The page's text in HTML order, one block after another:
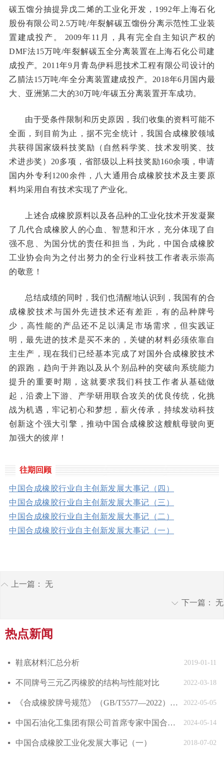
碳五馏分抽提异戊二烯的工业化开发，1992年上海石化
股份有限公司2.5万吨/年裂解碳五馏份分离示范性工业装
置建成投产。 2009年11月，具有完全自主知识产权的
DMF法15万吨/年裂解碳五全分离装置在上海石化公司建
成投产。2011年9月青岛伊科思技术工程有限公司设计的
乙腈法15万吨/年全分离装置建成投产。2018年6月国内最
大、亚洲第二大的30万吨/年碳五分离装置开车成功。
由于受条件限制和历史原因，我们收集的资料可能不
全面，到目前为止，据不完全统计，我国合成橡胶领域
共获得国家级科技奖励（自然科学奖、技术发明奖、技
术进步奖）20多项，省部级以上科技奖励160余项，申请
国内外专利1200余件，八大通用合成橡胶技术及主要原
料均采用自有技术实现了产业化。
上述合成橡胶原料以及各品种的工业化技术开发凝聚
了几代合成橡胶人的心血、智慧和汗水，充分体现了自
强不息、为国分忧的责任和担当，为此，中国合成橡胶
工业协会向为之付出努力的全行业科技工作者表示崇高
的敬意！
总结成绩的同时，我们也清醒地认识到，我国有的合
成橡胶技术与国外先进技术还有差距，有的品种牌号
少，高性能的产品还不足以满足市场需求，但实践证
明，最先进的技术是买不来的，关键的材料必须依靠自
主生产，现在我们已经基本完成了对国外合成橡胶技术
的跟跑，趋向于并跑以及从个别品种的突破向系统能力
提升的重要时期，这就要求我们科技工作者从基础做
起，沿袭上下游、产学研用联合攻关的优良传统，化挑
战为机遇，牢记初心和梦想，薪火传承，持续发动科技
创新这个强大引擎，推动中国合成橡胶这艘航母驶向更
加强大的彼岸！
往期回顾
中国合成橡胶行业自主创新发展大事记（四）
中国合成橡胶行业自主创新发展大事记（三）
中国合成橡胶行业自主创新发展大事记（二）
中国合成橡胶行业自主创新发展大事记（一）
ꂁ 上一篇： 无
ꀅ 下一篇： 无
热点新闻
2019-01-11
넸 鞋底材料汇总分析
2022-03-18
넸 不同牌号三元乙丙橡胶的结构与性能对比
2022-05-05
넸 《合成橡胶牌号规范》（GB/T5577—2022）发布
2024-05-14
넸 中国石油化工集团有限公司首席专家中国合成橡胶工业协会副会长庄毅当选国际合成橡胶生产者协会国际主席
2018-07-02
넸 中国合成橡胶工业化发展大事记（一）